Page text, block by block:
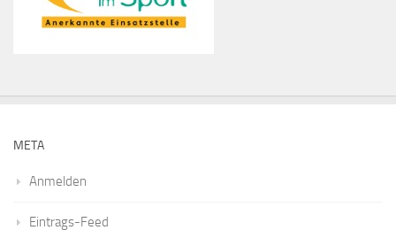
META
Anmelden
Eintrags-Feed